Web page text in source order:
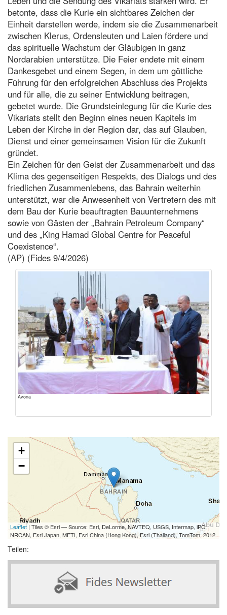
betonte, dass die Kurie ein sichtbares Zeichen der
Einheit darstellen werde, indem sie die Zusammenarbeit
zwischen Klerus, Ordensleuten und Laien fördere und
das spirituelle Wachstum der Gläubigen in ganz
Nordarabien unterstütze. Die Feier endete mit einem
Dankesgebet und einem Segen, in dem um göttliche
Führung für den erfolgreichen Abschluss des Projekts
und für alle, die zu seiner Entwicklung beitragen,
gebetet wurde. Die Grundsteinlegung für die Kurie des
Vikariats stellt den Beginn eines neuen Kapitels im
Leben der Kirche in der Region dar, das auf Glauben,
Dienst und einer gemeinsamen Vision für die Zukunft
gründet.
Ein Zeichen für den Geist der Zusammenarbeit und das
Klima des gegenseitigen Respekts, des Dialogs und des
friedlichen Zusammenlebens, das Bahrain weiterhin
unterstützt, war die Anwesenheit von Vertretern des mit
dem Bau der Kurie beauftragten Bauunternehmens
sowie von Gästen der „Bahrain Petroleum Company“
und des „King Hamad Global Centre for Peaceful
Coexistence“.
(AP) (Fides 9/4/2026)
Avona
+
−
Leaflet| Tiles © Esri — Source: Esri, DeLorme, NAVTEQ, USGS, Intermap, iPC,
NRCAN, Esri Japan, METI, Esri China (Hong Kong), Esri (Thailand), TomTom, 2012
Teilen: